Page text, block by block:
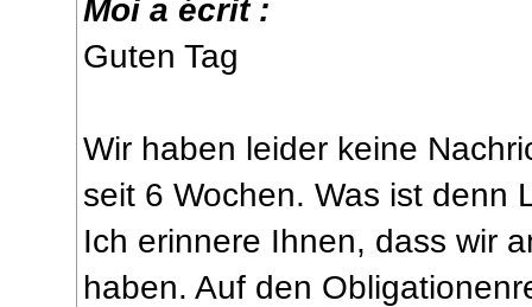
Moi a écrit :
Guten Tag
Wir haben leider keine
seit 6 Wochen. Was ist denn
Ich erinnere Ihnen, dass wir
haben. Auf den